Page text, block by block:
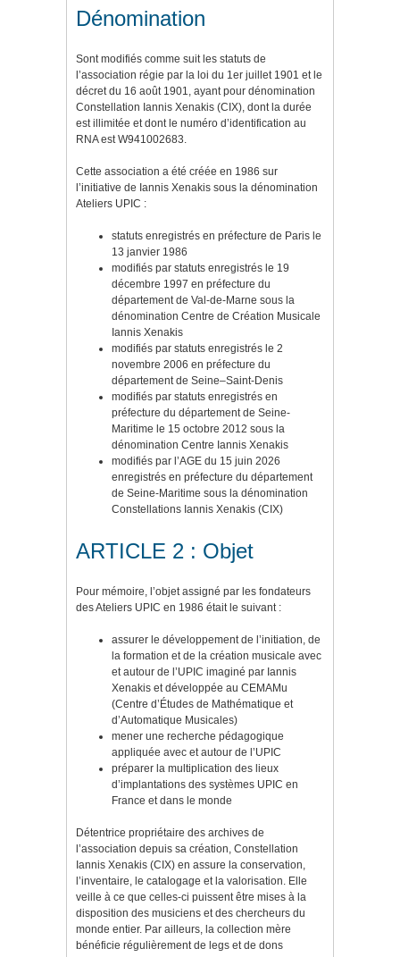
Dénomination
Sont modifiés comme suit les statuts de
l’association régie par la loi du 1er juillet 1901 et le
décret du 16 août 1901, ayant pour dénomination
Constellation Iannis Xenakis (CIX), dont la durée
est illimitée et dont le numéro d’identification au
RNA est W941002683.
Cette association a été créée en 1986 sur
l’initiative de Iannis Xenakis sous la dénomination
Ateliers UPIC :
statuts enregistrés en préfecture de Paris le
13 janvier 1986
modifiés par statuts enregistrés le 19
décembre 1997 en préfecture du
département de Val-de-Marne sous la
dénomination Centre de Création Musicale
Iannis Xenakis
modifiés par statuts enregistrés le 2
novembre 2006 en préfecture du
département de Seine–Saint-Denis
modifiés par statuts enregistrés en
préfecture du département de Seine-
Maritime le 15 octobre 2012 sous la
dénomination Centre Iannis Xenakis
modifiés par l’AGE du 15 juin 2026
enregistrés en préfecture du département
de Seine-Maritime sous la dénomination
Constellations Iannis Xenakis (CIX)
ARTICLE 2 : Objet
Pour mémoire, l’objet assigné par les fondateurs
des Ateliers UPIC en 1986 était le suivant :
assurer le développement de l’initiation, de
la formation et de la création musicale avec
et autour de l’UPIC imaginé par Iannis
Xenakis et développée au CEMAMu
(Centre d’Études de Mathématique et
d’Automatique Musicales)
mener une recherche pédagogique
appliquée avec et autour de l’UPIC
préparer la multiplication des lieux
d’implantations des systèmes UPIC en
France et dans le monde
Détentrice propriétaire des archives de
l’association depuis sa création, Constellation
Iannis Xenakis (CIX) en assure la conservation,
l’inventaire, le catalogage et la valorisation. Elle
veille à ce que celles-ci puissent être mises à la
disposition des musiciens et des chercheurs du
monde entier. Par ailleurs, la collection mère
bénéficie régulièrement de legs et de dons